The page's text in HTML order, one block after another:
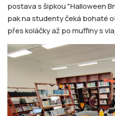
postava s šipkou "Halloween
pak na studenty čeká bohaté
přes koláčky až po muffiny s